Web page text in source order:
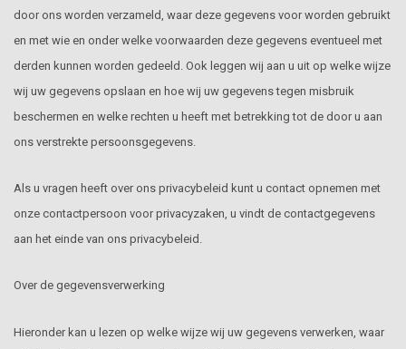
door ons worden verzameld, waar deze gegevens voor worden gebruikt
en met wie en onder welke voorwaarden deze gegevens eventueel met
derden kunnen worden gedeeld. Ook leggen wij aan u uit op welke wijze
wij uw gegevens opslaan en hoe wij uw gegevens tegen misbruik
beschermen en welke rechten u heeft met betrekking tot de door u aan
ons verstrekte persoonsgegevens.
Als u vragen heeft over ons privacybeleid kunt u contact opnemen met
onze contactpersoon voor privacyzaken, u vindt de contactgegevens
aan het einde van ons privacybeleid.
Over de gegevensverwerking
Hieronder kan u lezen op welke wijze wij uw gegevens verwerken, waar